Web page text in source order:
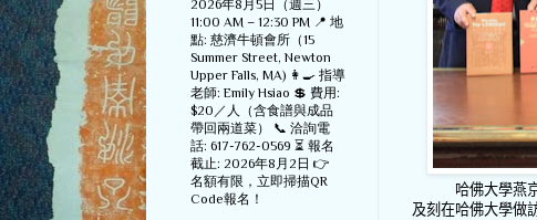
哈佛大學燕京
及刻在哈佛大學做
2026年8月5日（週三）
11:00 AM – 12:30 PM 📍 地
點: 慈濟牛頓會所（15
Summer Street, Newton
Upper Falls, MA) 👩‍🍳 指導
老師: Emily Hsiao 💲 費用:
$20／人（含食譜與成品
帶回兩道菜） 📞 洽詢電
話: 617-762-0569 ⏳ 報名
截止: 2026年8月2日 👉
名額有限，立即掃描QR
Code報名！